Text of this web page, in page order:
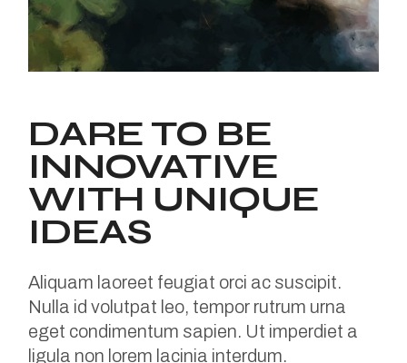
DARE TO BE
INNOVATIVE
WITH UNIQUE
IDEAS
Aliquam laoreet feugiat orci ac suscipit.
Nulla id volutpat leo, tempor rutrum urna
eget condimentum sapien. Ut imperdiet a
ligula non lorem lacinia interdum.